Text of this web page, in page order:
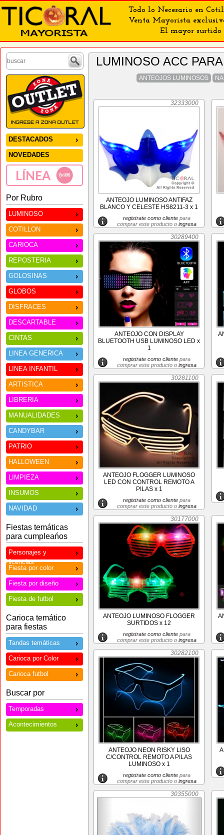
Todo lo Necesario en
Venta Mayorista
El mayor surtido
DESTACADOS
NOVEDADES
Por Rubro
LUMINOSO
COTILLON
CARIOCA
REPOSTERIA
GOLOSINAS
GLOBOS
DISFRACES
DESCARTABLE
CINTAS
LINEA GENERICA
LINEA INFANTIL
ARTISTICA
LIBRERIA
MANUALIDADES
CANDYBAR
PATRIO
HALLOWEEN
LIMPIEZA
INSUMOS
NAVIDAD
Fiestas temáticas
para cumpleańos
Personajes y
licencias
Fiesta por color
Fiesta por diseño
Fiesta de futbol
Carioca temático
para fiestas
Tandas temáticas
Carioca por Color
Carioca futbol
Buscar por
Temporadas
Acontecimientos
LUMINOSO ACC
ANTEOJOS LUMINOSOS
32333000
ANTEOJO LUMINOSO ANTIFAZ
BLANCO Y CELESTE HS8211-3 x 1
registrate como clientepara
comprar este producto o ingresa
30289400
ANTEOJO CON DISPLAY
BLUETOOTH USB LUMINOSO LED x
1
registrate como clientepara
comprar este producto o ingresa
30281100
ANTEOJO FLOGGER LUMINOSO
LED CON CONTROL REMOTO A
PILAS x 1
registrate como clientepara
comprar este producto o ingresa
30177000
ANTEOJO LUMINOSO FLOGGER
SURTIDOS x 12
registrate como clientepara
comprar este producto o ingresa
30282100
ANTEOJO NEON RISKY LISO
C/CONTROL REMOTO A PILAS
LUMINOSO x 1
registrate como clientepara
comprar este producto o ingresa
30355000